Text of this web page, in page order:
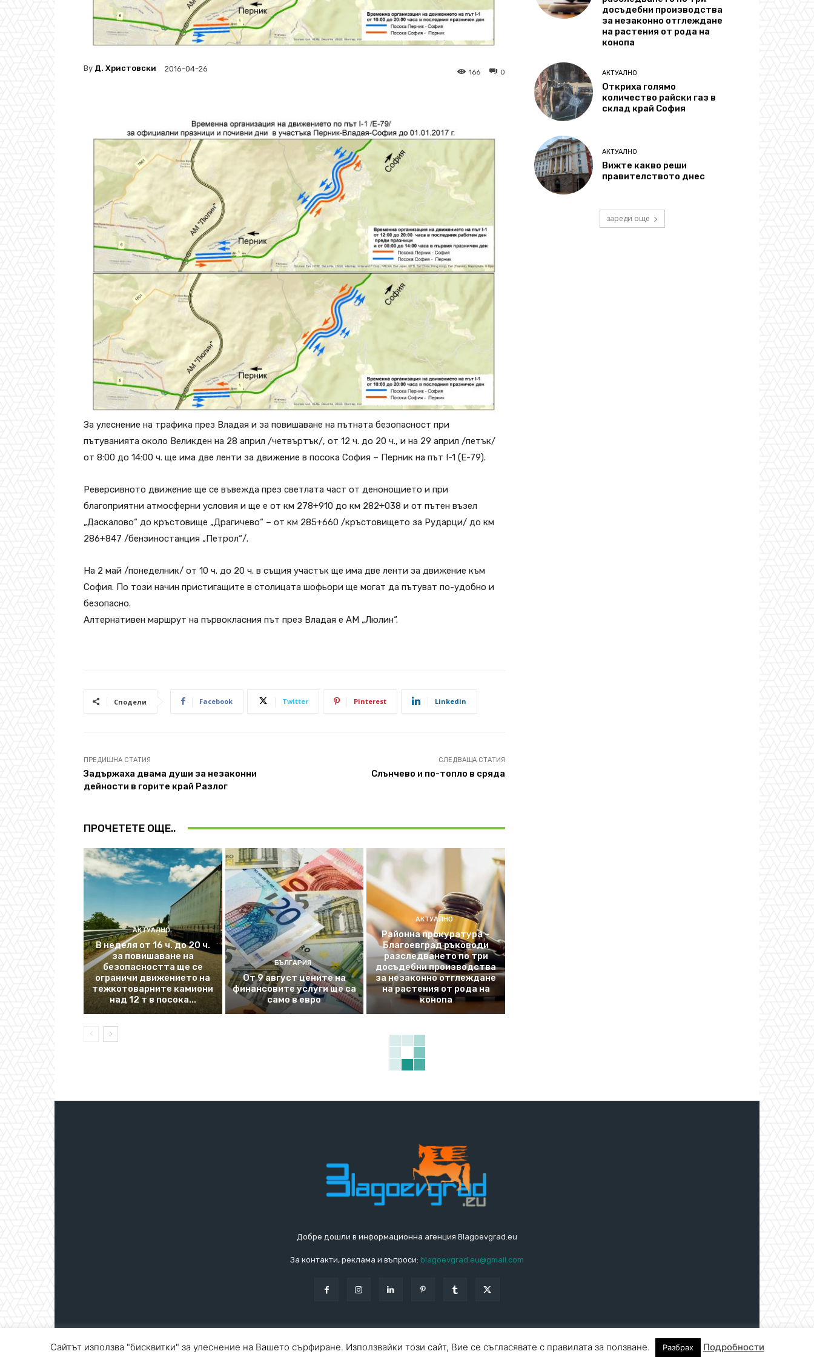
By Д. Христовски 2016-04-26 0
166
За улеснение на трафика през Владая и за повишаване на пътната безопасност при
пътуванията около Великден на 28 април /четвъртък/, от 12 ч. до 20 ч., и на 29 април /петък/
от 8:00 до 14:00 ч. ще има две ленти за движение в посока София – Перник на път I-1 (Е-79).
Реверсивното движение ще се въвежда през светлата част от денонощието и при
благоприятни атмосферни условия и ще е от км 278+910 до км 282+038 и от пътен възел
„Даскалово“ до кръстовище „Драгичево“ – от км 285+660 /кръстовището за Рударци/ до км
286+847 /бензиностанция „Петрол“/.
На 2 май /понеделник/ от 10 ч. до 20 ч. в същия участък ще има две ленти за движение към
София. По този начин пристигащите в столицата шофьори ще могат да пътуват по-удобно и
безопасно.
Алтернативен маршрут на първокласния път през Владая е АМ „Люлин“.
Сподели Facebook Twitter Pinterest Linkedin
ПРЕДИШНА СТАТИЯ
Задържаха двама души за незаконни
дейности в горите край Разлог
СЛЕДВАЩА СТАТИЯ
Слънчево и по-топло в сряда
ПРОЧЕТЕТЕ ОЩЕ..
АКТУАЛНО
В неделя от 16 ч. до 20 ч.
за повишаване на
безопасността ще се
ограничи движението на
тежкотоварните камиони
над 12 т в посока...
БЪЛГАРИЯ
От 9 август цените на
финансовите услуги ще са
само в евро
АКТУАЛНО
Районна прокуратура –
Благоевград ръководи
разследването по три
досъдебни производства
за незаконно отглеждане
на растения от рода на
конопа
досъдебни производства
за незаконно отглеждане
на растения от рода на
конопа
АКТУАЛНО
Откриха голямо
количество райски газ в
склад край София
АКТУАЛНО
Вижте какво реши
правителството днес
зареди още
Добре дошли в информационна агенция Blagoevgrad.eu
За контакти, реклама и въпроси: blagoevgrad.eu@gmail.com
© Blagoevgrad.EU 2010 - 2026 Общи условия | За контакти За реклама СПРАВОЧНИК СЪБИТИЯ
Сайтът използва "бисквитки" за улеснение на Вашето сърфиране. Използвайки този сайт, Вие се съгласявате с правилата за ползване. Разбрах Подробности